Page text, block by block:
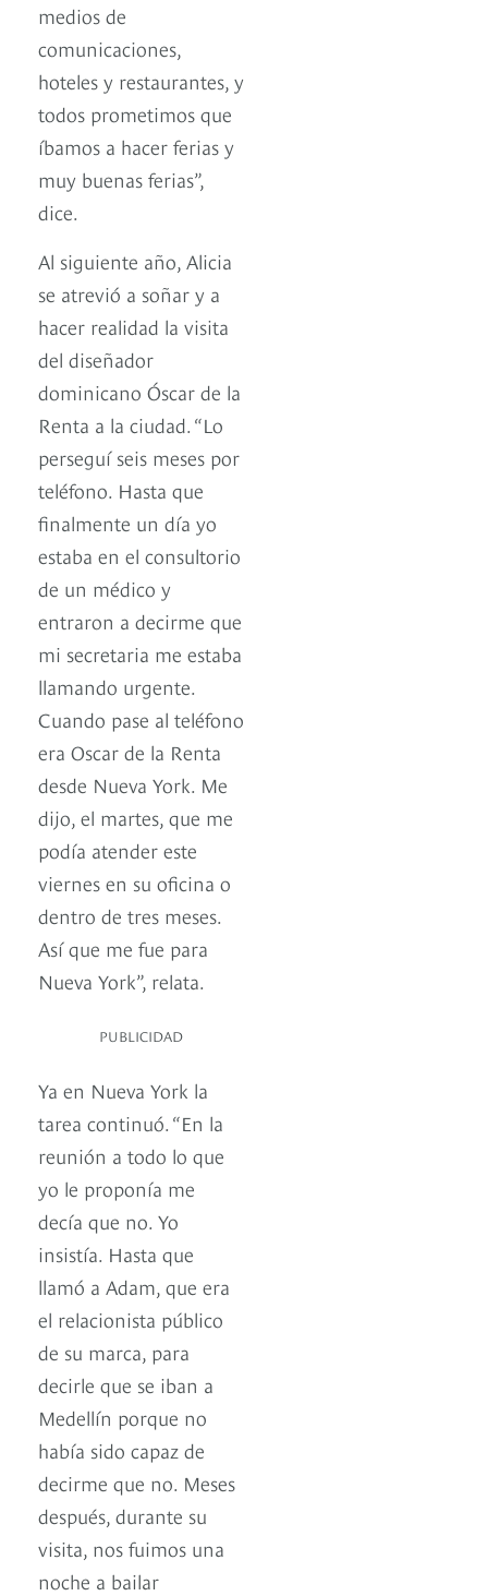
medios de
comunicaciones,
hoteles y restaurantes, y
todos prometimos que
íbamos a hacer ferias y
muy buenas ferias”,
dice.
Al siguiente año, Alicia
se atrevió a soñar y a
hacer realidad la visita
del diseñador
dominicano Óscar de la
Renta a la ciudad. “Lo
perseguí seis meses por
teléfono. Hasta que
finalmente un día yo
estaba en el consultorio
de un médico y
entraron a decirme que
mi secretaria me estaba
llamando urgente.
Cuando pase al teléfono
era Oscar de la Renta
desde Nueva York. Me
dijo, el martes, que me
podía atender este
viernes en su oficina o
dentro de tres meses.
Así que me fue para
Nueva York”, relata.
PUBLICIDAD
Ya en Nueva York la
tarea continuó. “En la
reunión a todo lo que
yo le proponía me
decía que no. Yo
insistía. Hasta que
llamó a Adam, que era
el relacionista público
de su marca, para
decirle que se iban a
Medellín porque no
había sido capaz de
decirme que no. Meses
después, durante su
visita, nos fuimos una
noche a bailar